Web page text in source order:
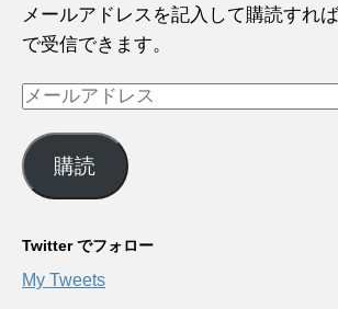
メールアドレスを記入して購読すれ
で受信できます。
メ
ル
ア
レ
ス
購読
Twitter でフォロー
My Tweets